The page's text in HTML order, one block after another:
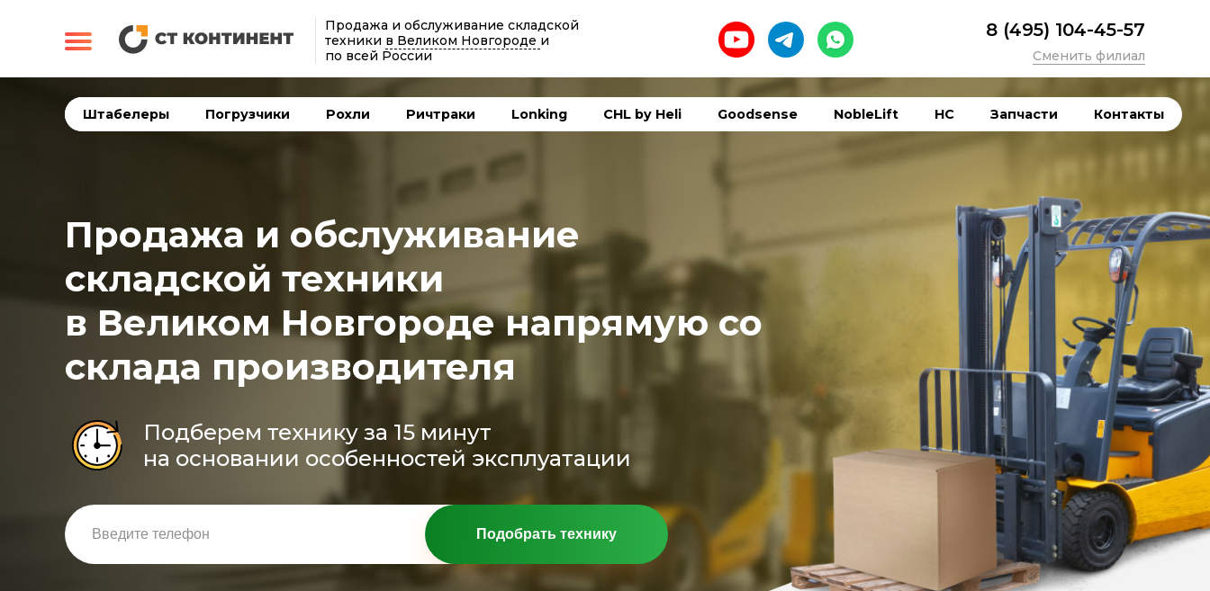
Продажа и обслуживание складской
техники в Великом Новгороде и
по всей России
8 (495) 104-45-57
Сменить филиал
Штабелеры Погрузчики Рохли Ричтраки Lonking CHL by Heli Goodsense NobleLift HC Запчасти Контакты
Продажа и обслуживание
складской техники
в Великом Новгороде напрямую со
склада производителя
Подберем технику за 15 минут
на основании особенностей эксплуатации
Подобрать технику